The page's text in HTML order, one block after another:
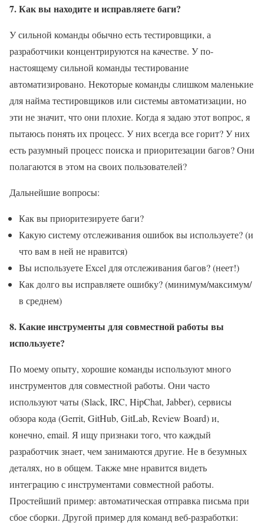
7. Как вы находите и исправляете баги?
У сильной команды обычно есть тестировщики, а
разработчики концентрируются на качестве. У по-
настоящему сильной команды тестирование
автоматизировано. Некоторые команды слишком маленькие
для найма тестировщиков или системы автоматизации, но
эти не значит, что они плохие. Когда я задаю этот вопрос, я
пытаюсь понять их процесс. У них всегда все горит? У них
есть разумный процесс поиска и приоритезации багов? Они
полагаются в этом на своих пользователей?
Дальнейшие вопросы:
Как вы приоритезируете баги?
Какую систему отслеживания ошибок вы используете? (и
что вам в ней не нравится)
Вы используете Excel для отслеживания багов? (неет!)
Как долго вы исправляете ошибку? (минимум/максимум/
в среднем)
8. Какие инструменты для совместной работы вы
используете?
По моему опыту, хорошие команды используют много
инструментов для совместной работы. Они часто
используют чаты (Slack, IRC, HipChat, Jabber), сервисы
обзора кода (Gerrit, GitHub, GitLab, Review Board) и,
конечно, email. Я ищу признаки того, что каждый
разработчик знает, чем занимаются другие. Не в безумных
деталях, но в общем. Также мне нравится видеть
интеграцию с инструментами совместной работы.
Простейший пример: автоматическая отправка письма при
сбое сборки. Другой пример для команд веб-разработки: